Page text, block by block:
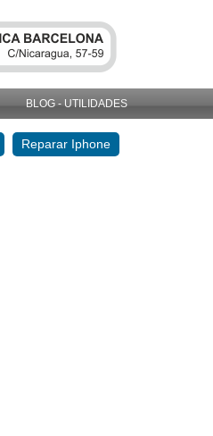
BLOG - UTILIDADES
Reparar Iphone